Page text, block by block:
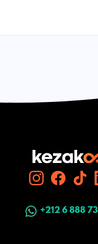
+212 6 888